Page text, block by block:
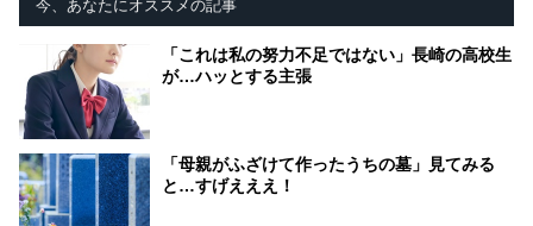
今、あなたにオススメの記事
「これは私の努力不足ではない」長崎の高校生
が…ハッとする主張
「母親がふざけて作ったうちの墓」見てみる
と…すげえええ！